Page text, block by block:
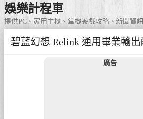
娛樂計程車
提供PC、家用主機、掌機遊戲攻略、新聞資訊
碧藍幻想 Relink 通用畢業輸
廣告